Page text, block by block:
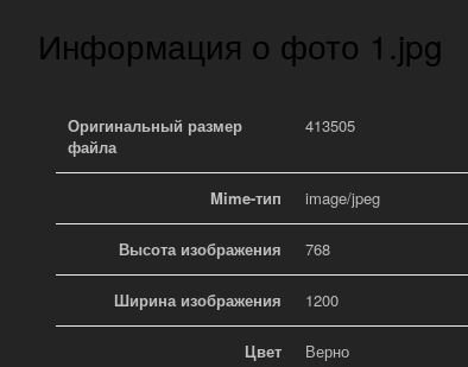
Информация о фото 1.jpg
Оригинальный размер
файла
413505
Mime-тип image/jpeg
Высота изображения 768
Ширина изображения 1200
Цвет Верно